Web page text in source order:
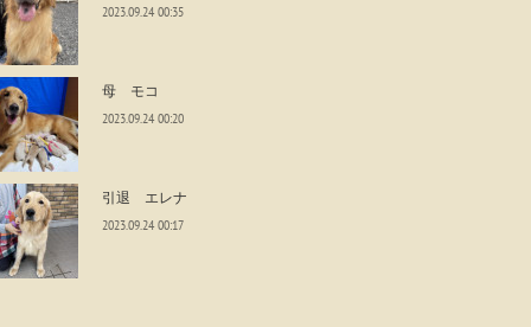
2023.09.24 00:35
母 モコ
2023.09.24 00:20
引退 エレナ
2023.09.24 00:17